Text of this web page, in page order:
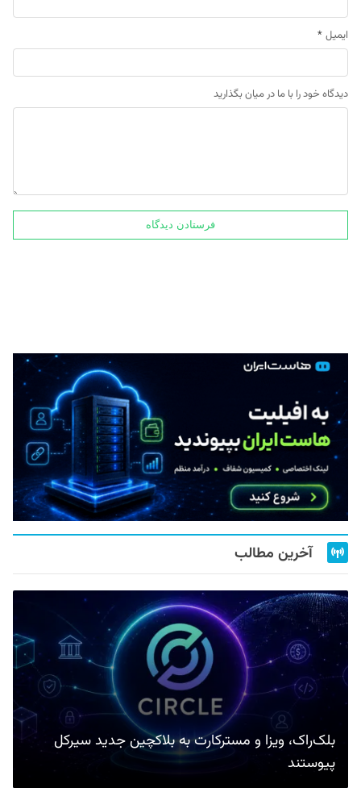
ایمیل *
دیدگاه خود را با ما در میان بگذارید
آخرین مطالب
بلک‌راک، ویزا و مسترکارت به بلاکچین جدید سیرکل
پیوستند